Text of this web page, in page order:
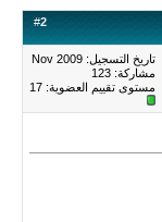
#2
تاريخ التسجيل: Nov 2009
مشاركة: 123
مستوى تقييم العضوية: 17